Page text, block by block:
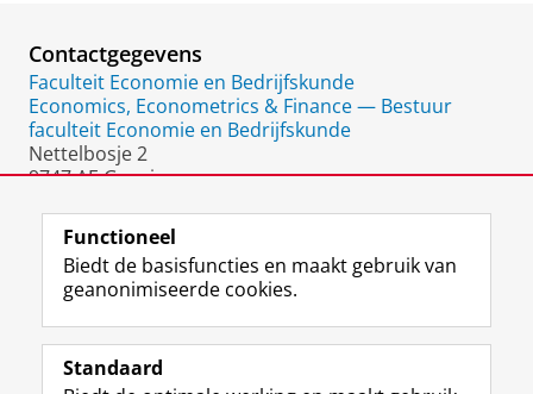
P
o
r
t
a
l
Contactgegevens
Faculteit Economie en Bedrijfskunde
Economics, Econometrics & Finance — Bestuur
faculteit Economie en Bedrijfskunde
Nettelbosje 2
9747 AE Groningen
Volg de RUG
F
a
L
i
R
S
I
n
Y
o
Functioneel
Biedt de basisfuncties en maakt gebruik van
geanonimiseerde cookies.
Standaard